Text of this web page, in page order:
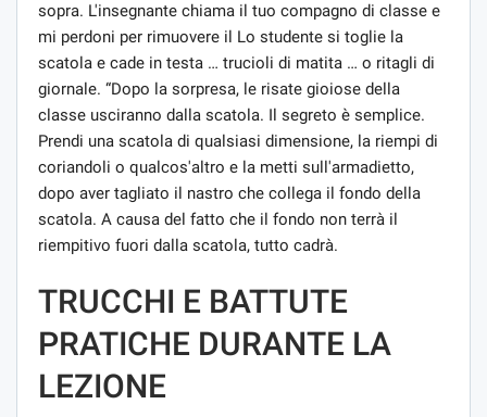
sopra. L'insegnante chiama il tuo compagno di classe e
mi perdoni per rimuovere il Lo studente si toglie la
scatola e cade in testa … trucioli di matita … o ritagli di
giornale. “Dopo la sorpresa, le risate gioiose della
classe usciranno dalla scatola. Il segreto è semplice.
Prendi una scatola di qualsiasi dimensione, la riempi di
coriandoli o qualcos'altro e la metti sull'armadietto,
dopo aver tagliato il nastro che collega il fondo della
scatola. A causa del fatto che il fondo non terrà il
riempitivo fuori dalla scatola, tutto cadrà.
TRUCCHI E BATTUTE
PRATICHE DURANTE LA
LEZIONE